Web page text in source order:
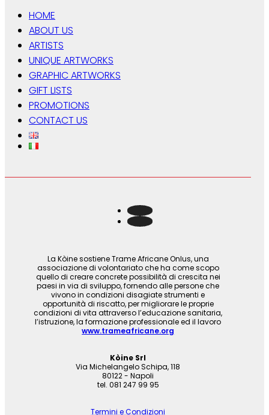
HOME
ABOUT US
ARTISTS
UNIQUE ARTWORKS
GRAPHIC ARTWORKS
GIFT LISTS
PROMOTIONS
CONTACT US
La Kòine sostiene Trame Africane Onlus, una
associazione di volontariato che ha come scopo
quello di creare concrete possibilità di crescita nei
paesi in via di sviluppo, fornendo alle persone che
vivono in condizioni disagiate strumenti e
opportunità di riscatto, per migliorare le proprie
condizioni di vita attraverso l’educazione sanitaria,
l’istruzione, la formazione professionale ed il lavoro
www.trameafricane.org
Kòine Srl
Via Michelangelo Schipa, 118
80122 - Napoli
tel. 081 247 99 95
Termini e Condizioni